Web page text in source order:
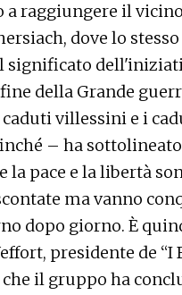
a raggiungere il
dove lo
significato
della Grande
villessini e i
– ha
la pace e la libertà
ma vanno
dopo giorno. È
presidente de “I
il gruppo ha